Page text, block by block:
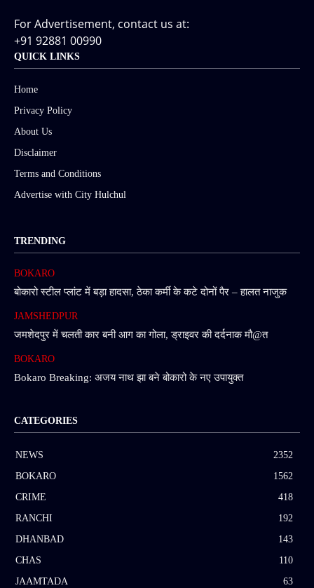
For Advertisement, contact us at:
+91 92881 00990
QUICK LINKS
Home
Privacy Policy
About Us
Disclaimer
Terms and Conditions
Advertise with City Hulchul
TRENDING
BOKARO
बोकारो स्टील प्लांट में बड़ा हादसा, ठेका कर्मी के कटे दोनों पैर – हालत नाजुक
JAMSHEDPUR
जमशेदपुर में चलती कार बनी आग का गोला, ड्राइवर की दर्दनाक मौ@त
BOKARO
Bokaro Breaking: अजय नाथ झा बने बोकारो के नए उपायुक्त
CATEGORIES
NEWS
2352
BOKARO
1562
CRIME
418
RANCHI
192
DHANBAD
143
CHAS
110
JAAMTADA
63